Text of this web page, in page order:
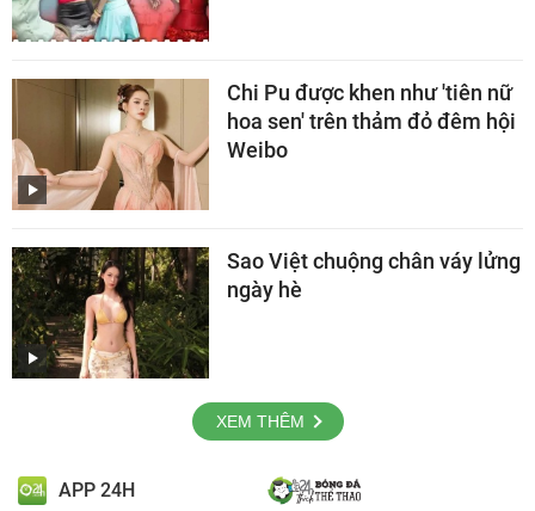
Chi Pu được khen như 'tiên nữ
hoa sen' trên thảm đỏ đêm hội
Weibo
Sao Việt chuộng chân váy lửng
ngày hè
XEM THÊM
APP 24H